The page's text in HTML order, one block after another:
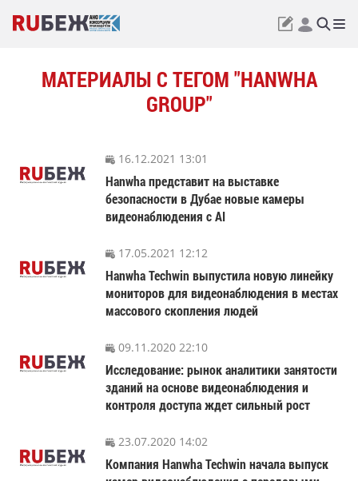
МАТЕРИАЛЫ С ТЕГОМ "HANWHA
GROUP"
16.12.2021 13:01
Hanwha представит на выставке
безопасности в Дубае новые камеры
видеонаблюдения с AI
17.05.2021 12:12
Hanwha Techwin выпустила новую линейку
мониторов для видеонаблюдения в местах
массового скопления людей
09.11.2020 22:10
Исследование: рынок аналитики занятости
зданий на основе видеонаблюдения и
контроля доступа ждет сильный рост
23.07.2020 14:02
Компания Hanwha Techwin начала выпуск